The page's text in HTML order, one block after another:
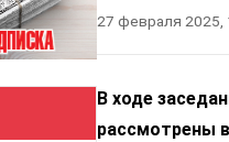
27 февраля 2025,
В ходе
рассмотрены